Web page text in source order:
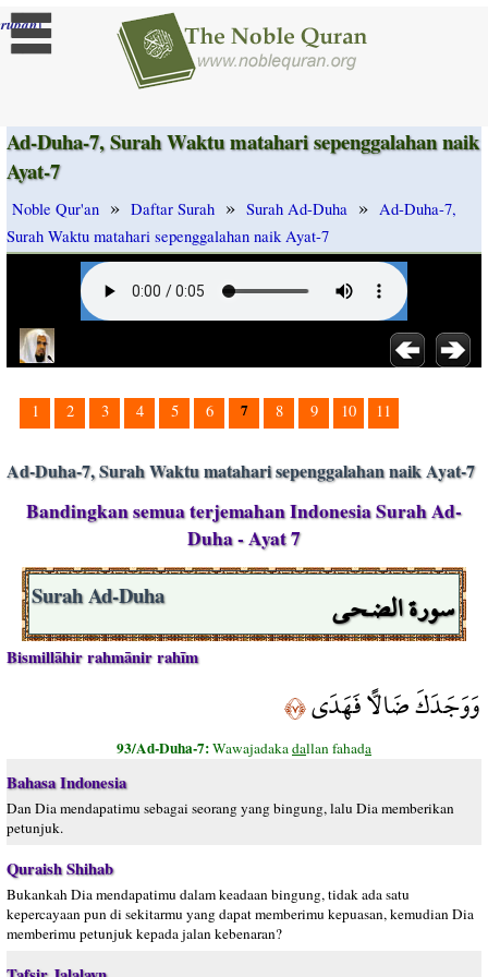
]
Ad-Duha-7, Surah Waktu matahari sepenggalahan naik
Ayat-7
Noble Qur'an » Daftar Surah » Surah Ad-Duha » Ad-Duha-7,
Surah Waktu matahari sepenggalahan naik Ayat-7
1 2 3 4 5 6 7 8 9 10 11
Ad-Duha-7, Surah Waktu matahari sepenggalahan naik Ayat-7
Bandingkan semua terjemahan Indonesia Surah Ad-
Duha - Ayat 7
سورة الضـحى Surah Ad-Duha
Bismillāhir rahmānir rahīm
وَوَجَدَكَ ضَالًّا فَهَدَى﴿٧﴾
93/Ad-Duha-7:Wawajadakadallan fahada
Bahasa Indonesia
Dan Dia mendapatimu sebagai seorang yang bingung, lalu Dia memberikan
petunjuk.
Quraish Shihab
Bukankah Dia mendapatimu dalam keadaan bingung, tidak ada satu
kepercayaan pun di sekitarmu yang dapat memberimu kepuasan, kemudian Dia
memberimu petunjuk kepada jalan kebenaran?